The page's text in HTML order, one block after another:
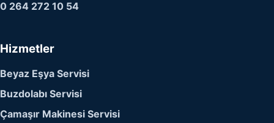
0 264 272 10 54
Hizmetler
Beyaz Eşya Servisi
Buzdolabı Servisi
Çamaşır Makinesi Servisi